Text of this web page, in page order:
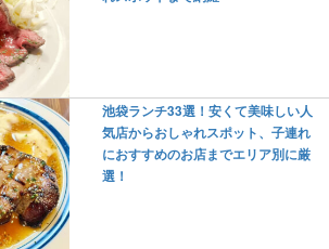
池袋ランチ33選！安くて美味しい人
気店からおしゃれスポット、子連れ
におすすめのお店までエリア別に厳
選！